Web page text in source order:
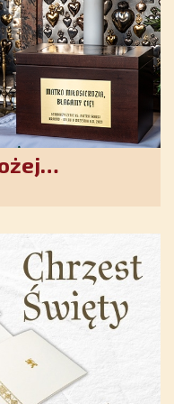
wotum